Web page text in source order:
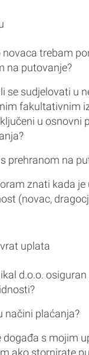
novaca trebam
na putovanje?
se sudjelovati u
fakultativnim
u osnovni
prehranom na
znati kada je
(novac,
uplata
d.o.o.
načini plaćanja?
događa s mojim
ako stornirate